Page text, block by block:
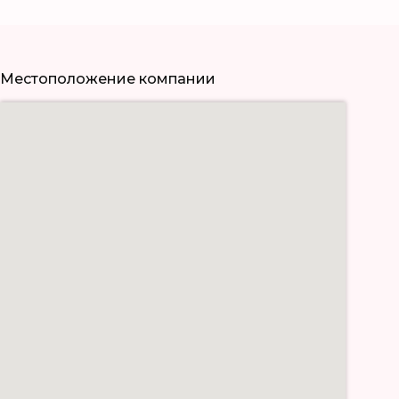
Местоположение компании